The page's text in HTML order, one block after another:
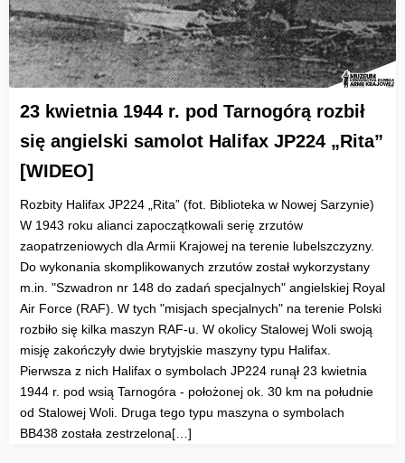
23 kwietnia 1944 r. pod Tarnogórą rozbił
się angielski samolot Halifax JP224 „Rita”
[WIDEO]
Rozbity Halifax JP224 „Rita” (fot. Biblioteka w Nowej Sarzynie)
W 1943 roku alianci zapoczątkowali serię zrzutów
zaopatrzeniowych dla Armii Krajowej na terenie lubelszczyzny.
Do wykonania skomplikowanych zrzutów został wykorzystany
m.in. "Szwadron nr 148 do zadań specjalnych" angielskiej Royal
Air Force (RAF). W tych "misjach specjalnych" na terenie Polski
rozbiło się kilka maszyn RAF-u. W okolicy Stalowej Woli swoją
misję zakończyły dwie brytyjskie maszyny typu Halifax.
Pierwsza z nich Halifax o symbolach JP224 runął 23 kwietnia
1944 r. pod wsią Tarnogóra - położonej ok. 30 km na południe
od Stalowej Woli. Druga tego typu maszyna o symbolach
BB438 została zestrzelona[…]